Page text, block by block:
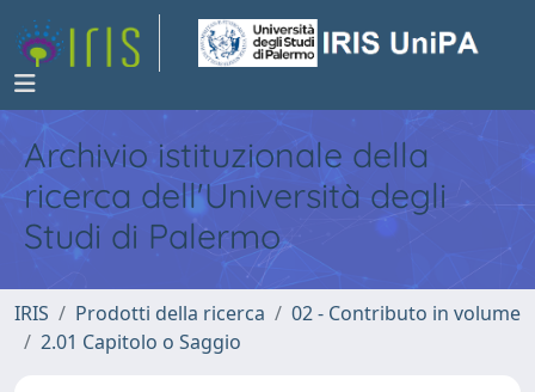
Archivio istituzionale della
ricerca dell'Università degli
Studi di Palermo
IRIS Prodotti della ricerca
02 - Contributo in volume
2.01 Capitolo o Saggio